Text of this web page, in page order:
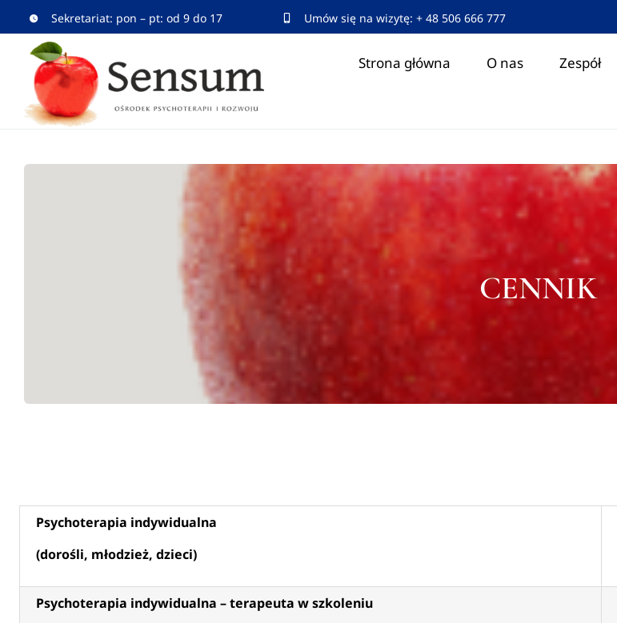
zawartości
Sekretariat: pon – pt: od 9 do 17 Umów się na wizytę: + 48 506 666 777
Strona główna O nas Zespół
CENNIK
Psychoterapia indywidualna
(dorośli, młodzież, dzieci)
Psychoterapia indywidualna – terapeuta w szkoleniu